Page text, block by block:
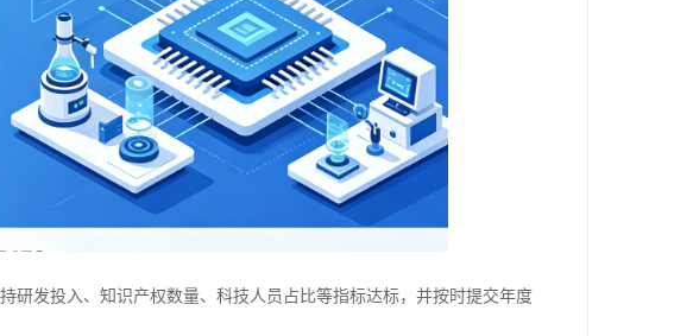
研发投入、知识产权数量、科技人员占比等指标达标，并按时提交年度